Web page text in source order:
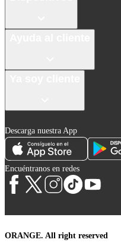
Descarga nuestra App
Encuéntranos en redes
ORANGE. All right reserved